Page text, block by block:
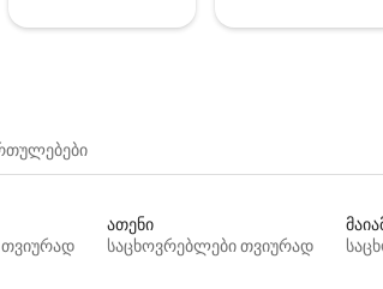
ათენი
საცხოვრებლები თვიურად